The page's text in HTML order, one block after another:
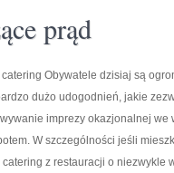
prąd
Obywatele dzisiaj są
dużo udogodnień, jakie
imprezy okazjonalnej we
W szczególności jeśli
z restauracji o niezwykle